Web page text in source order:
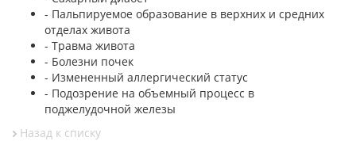
- Пальпируемое образование в верхних и средних
отделах живота
- Травма живота
- Болезни почек
- Измененный аллергический статус
- Подозрение на объемный процесс в
поджелудочной железы
Назад к списку